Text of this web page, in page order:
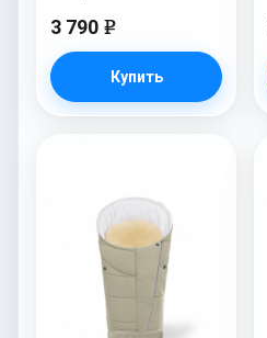
3 790 e
Купить